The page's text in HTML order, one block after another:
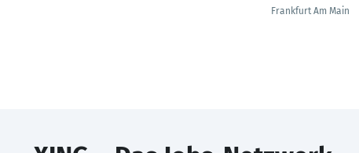
Frankfurt Am Main